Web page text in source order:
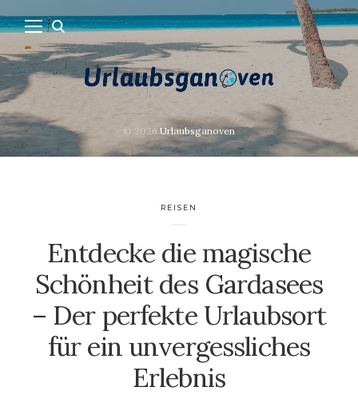
© 2026 Urlaubsganoven
REISEN
Entdecke die magische
Schönheit des Gardasees
– Der perfekte Urlaubsort
für ein unvergessliches
Erlebnis